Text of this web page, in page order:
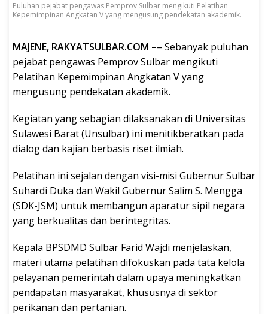
Puluhan pejabat pengawas Pemprov Sulbar mengikuti Pelatihan
Kepemimpinan Angkatan V yang mengusung pendekatan akademik.
MAJENE, RAKYATSULBAR.COM –– Sebanyak puluhan
pejabat pengawas Pemprov Sulbar mengikuti
Pelatihan Kepemimpinan Angkatan V yang
mengusung pendekatan akademik.
Kegiatan yang sebagian dilaksanakan di Universitas
Sulawesi Barat (Unsulbar) ini menitikberatkan pada
dialog dan kajian berbasis riset ilmiah.
Pelatihan ini sejalan dengan visi-misi Gubernur Sulbar
Suhardi Duka dan Wakil Gubernur Salim S. Mengga
(SDK-JSM) untuk membangun aparatur sipil negara
yang berkualitas dan berintegritas.
Kepala BPSDMD Sulbar Farid Wajdi menjelaskan,
materi utama pelatihan difokuskan pada tata kelola
pelayanan pemerintah dalam upaya meningkatkan
pendapatan masyarakat, khususnya di sektor
perikanan dan pertanian.